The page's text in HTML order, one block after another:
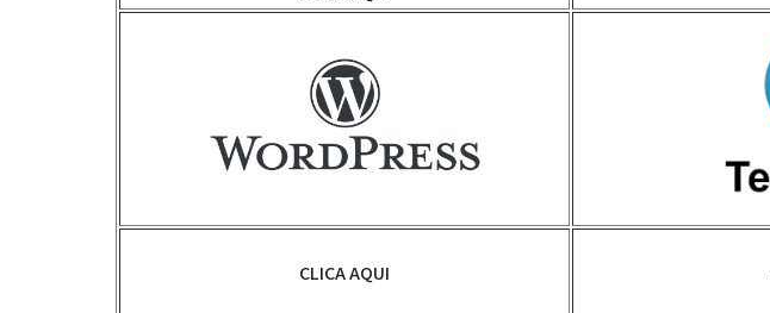
CLICA AQUI